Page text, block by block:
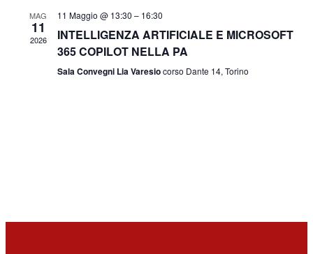
MAG
11
2026
11 Maggio @ 13:30 – 16:30
INTELLIGENZA ARTIFICIALE E MICROSOFT
365 COPILOT NELLA PA
Sala Convegni Lia Varesiocorso Dante 14, Torino